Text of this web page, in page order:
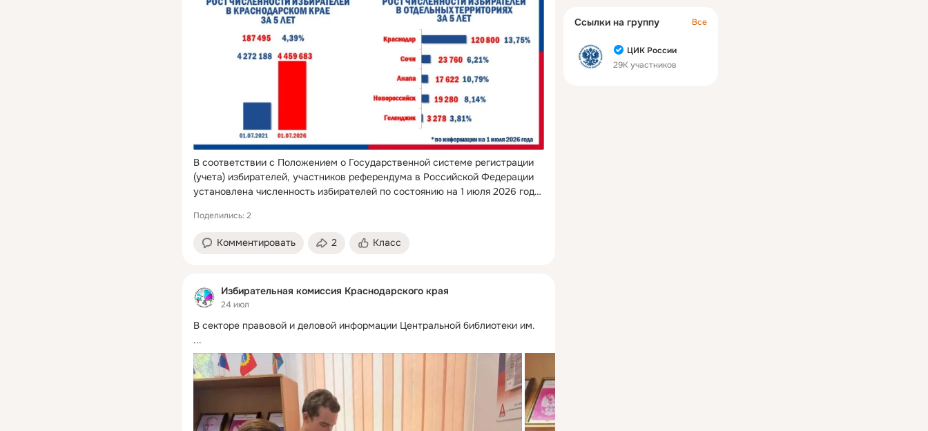
В соответствии с Положением о Государственной системе регистрации
(учета) избирателей, участников референдума в Российской Федерации
установлена численность избирателей по состоянию на 1 июля 2026 года.
Поделились: 2
Комментировать 2 Класс
Избирательная комиссия Краснодарского края
24 июл
В секторе правовой и деловой информации Центральной библиотеки им.
...
Ссылки на группу Все
ЦИК России
29K участников